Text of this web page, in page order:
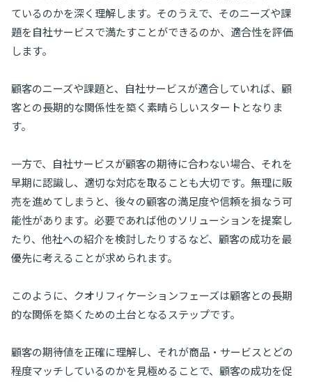
ているのかを深く理解します。そのうえで、そのニーズや課
題を自社サービスで満たすことができるのか、適合性を評価
します。
顧客のニーズや課題と、自社サービスが適合していれば、顧
客との長期的な関係性を築く素晴らしいスタートとなりま
す。
一方で、自社サービスが顧客の期待に合わない場合、それを
早期に認識し、適切な対応を取ることも大切です。無理に販
売を進めてしまうと、後々の顧客の満足度や信頼を損なう可
能性があります。必要であれば他のソリューションを提案し
たり、他社への紹介を検討したりするなど、顧客の成功を最
優先に考えることが求められます。
このように、クオリフィケーションフェーズは顧客との長期
的な関係を築くための土台となるステップです。
顧客の期待値を正確に理解し、それが商品・サービスとどの
程度マッチしているのかを見極めることで、顧客の成功を促